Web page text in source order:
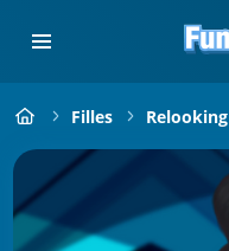
Filles Relooking